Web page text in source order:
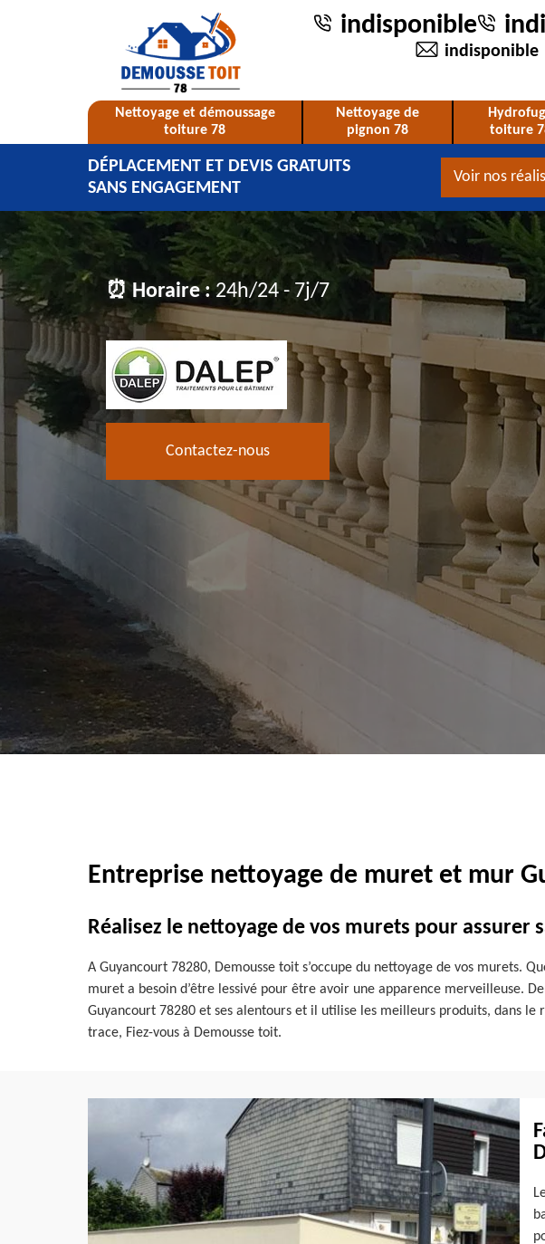
indisponible
indisponible
Nettoyage et démoussage
toiture 78
Nettoyage de
pignon 78
toiture
DÉPLACEMENT ET DEVIS GRATUITS
SANS ENGAGEMENT
Voir nos
⏰ Horaire :24h/24 - 7j/7
Contactez-nous
Entreprise nettoyage de muret et mur
Réalisez le nettoyage de vos murets pour assurer
A Guyancourt 78280, Demousse toit s’occupe du nettoyage de vos murets.
muret a besoin d’être lessivé pour être avoir une apparence merveilleuse.
Guyancourt 78280 et ses alentours et il utilise les meilleurs produits, dans
trace, Fiez-vous à Demousse toit.